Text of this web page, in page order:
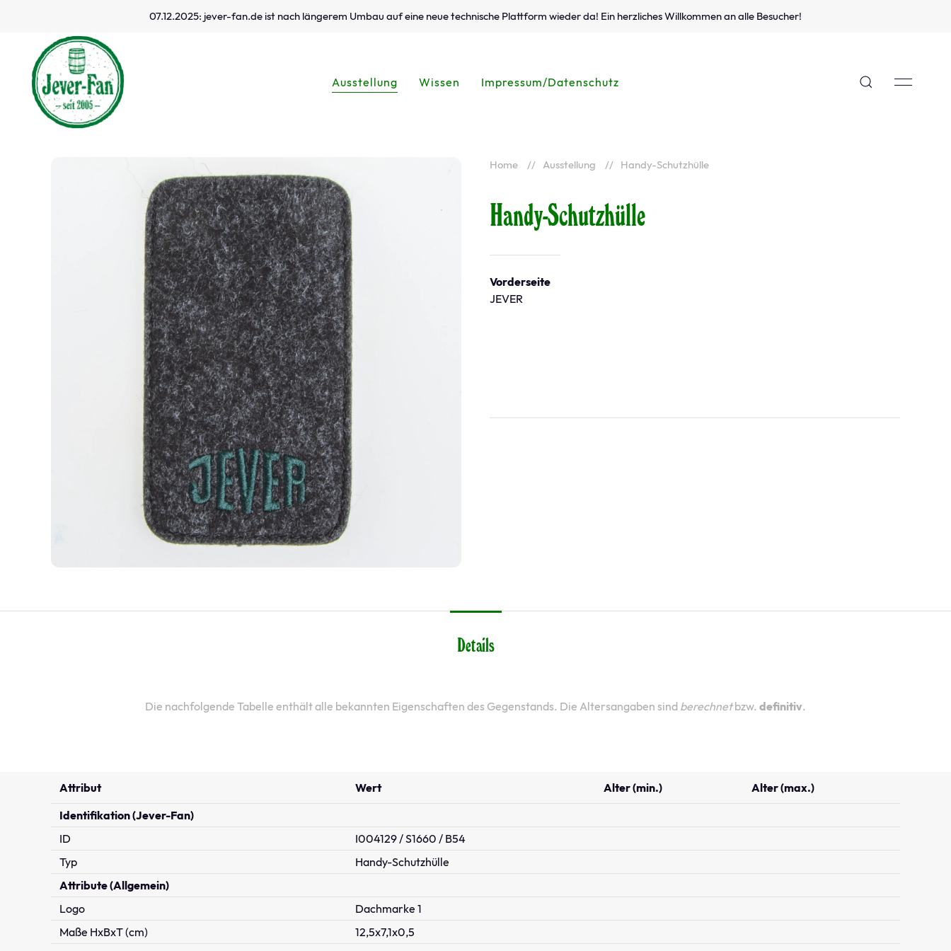
07.12.2025: jever-fan.de ist nach längerem Umbau auf eine neue technische Plattform wieder da! Ein herzliches Willkommen an alle Besucher!
Ausstellung Wissen Impressum/Datenschutz
Home Ausstellung Handy-Schutzhülle
Handy-Schutzhülle
Vorderseite
JEVER
Details
Die nachfolgende Tabelle enthält alle bekannten Eigenschaften des Gegenstands. Die Altersangaben sind berechnetbzw. definitiv.
Attribut Wert Alter (min.)
Alter (max.)
Identifikation (Jever-Fan)
ID
I004129 / S1660 / B54
Typ
Handy-Schutzhülle
Attribute (Allgemein)
Logo
Dachmarke 1
Maße HxBxT (cm)
12,5x7,1x0,5